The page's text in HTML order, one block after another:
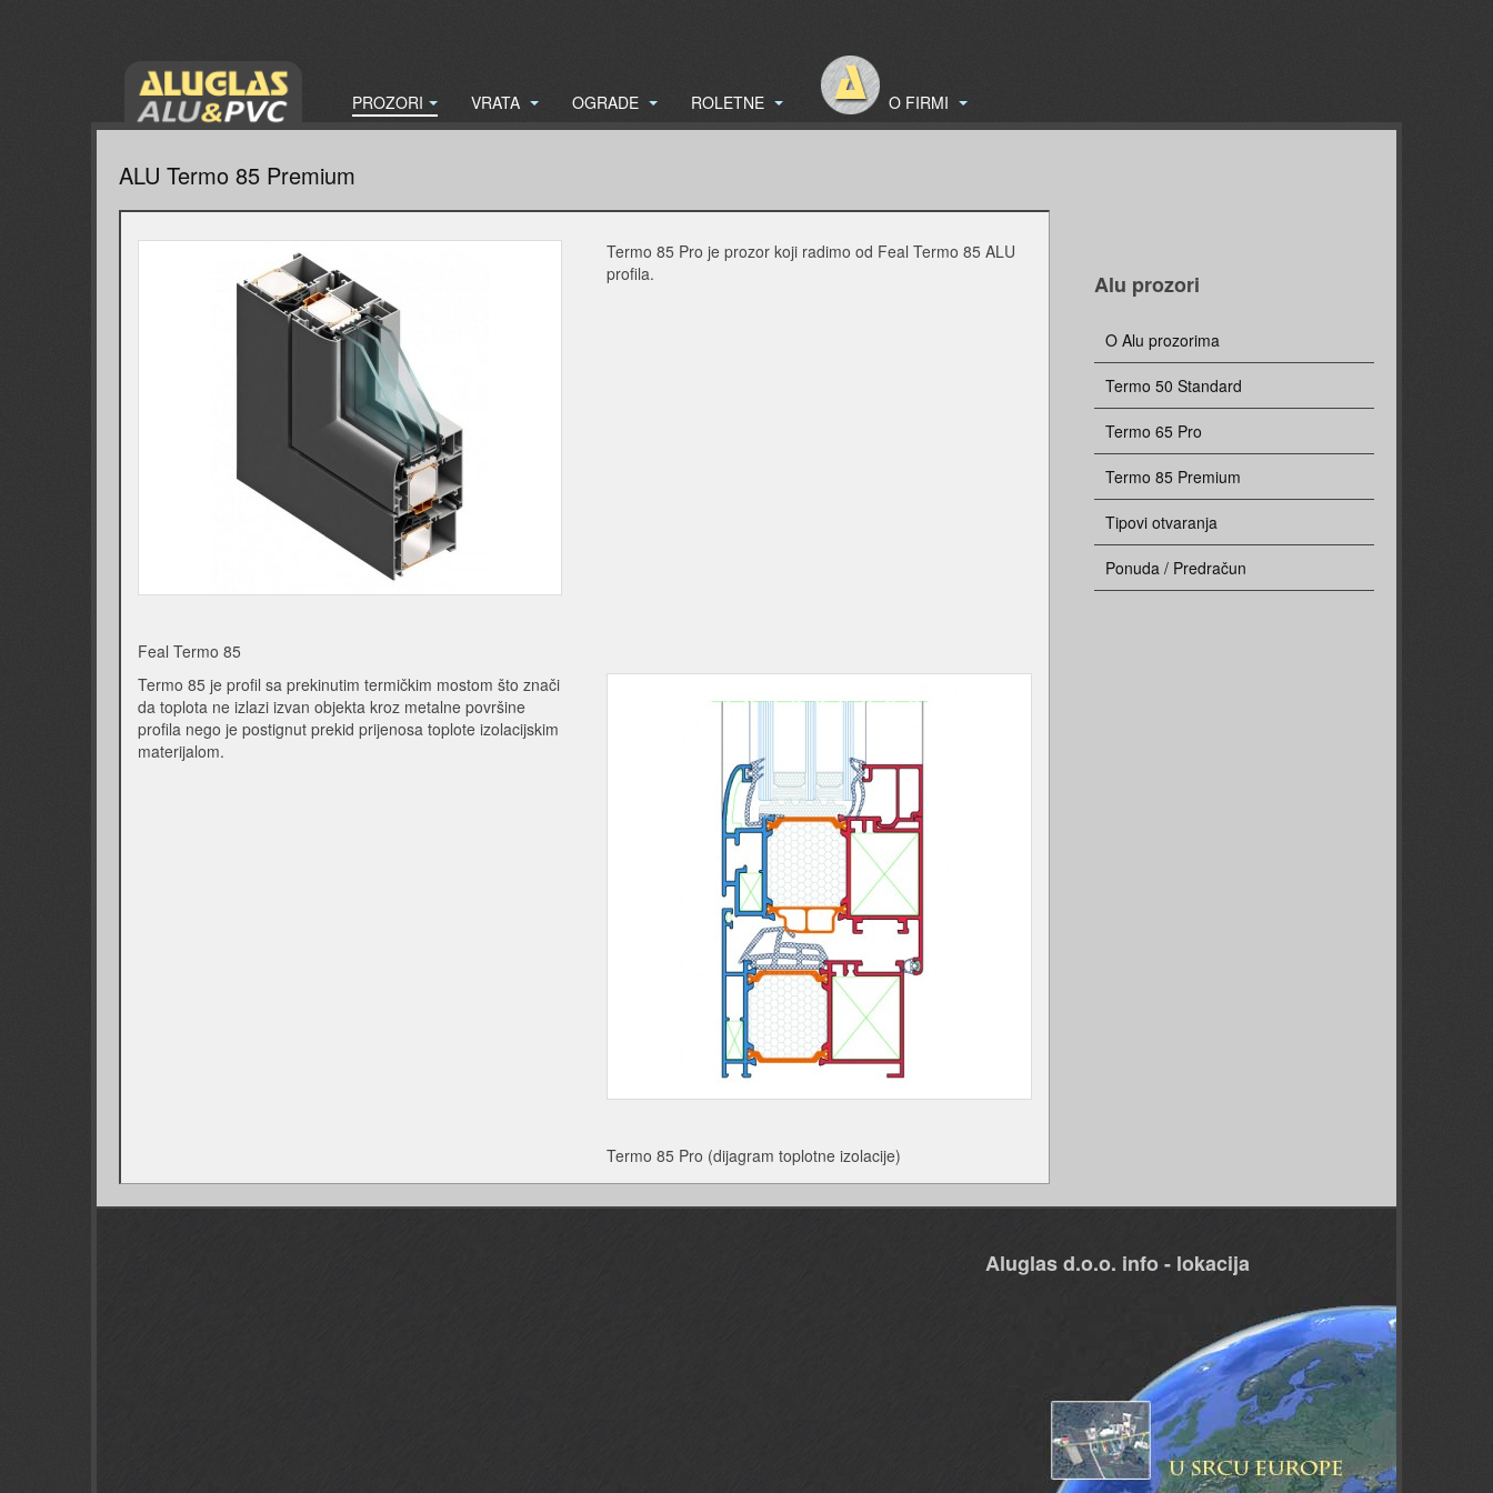
PROZORI VRATA OGRADE ROLETNE O FIRMI
ALU Termo 85 Premium
Feal Termo 85
Termo 85 Pro je prozor koji radimo od Feal Termo 85 ALU
profila.
Termo 85 je profil sa prekinutim termičkim mostom što znači
da toplota ne izlazi izvan objekta kroz metalne površine
profila nego je postignut prekid prijenosa toplote izolacijskim
materijalom.
Termo 85 Pro (dijagram toplotne izolacije)
Alu prozori
O Alu prozorima
Termo 50 Standard
Termo 65 Pro
Termo 85 Premium
Tipovi otvaranja
Ponuda / Predračun
Aluglas d.o.o. info - lokacija